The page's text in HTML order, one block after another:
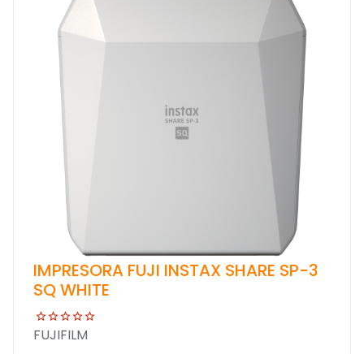
IMPRESORA FUJI INSTAX SHARE SP-3
SQ WHITE
FUJIFILM